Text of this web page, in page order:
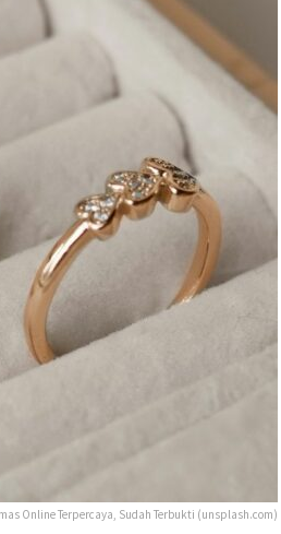
Online Terpercaya, Sudah Terbukti (unsplash.com)